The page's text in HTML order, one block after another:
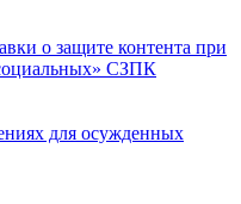
о защите контента при
СЗПК
для осужденных